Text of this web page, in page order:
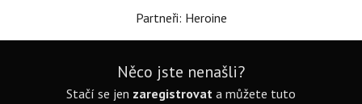
Partneři: Heroine
Něco jste nenašli?
Stačí se jen zaregistrovat a můžete tuto